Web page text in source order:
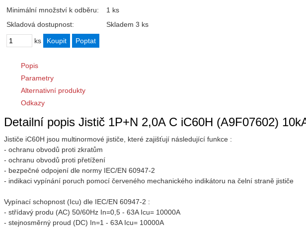
Minimální množství k odběru:
1 ks
Skladová dostupnost:
Skladem 3 ks
ks
Popis
Parametry
Alternativní produkty
Odkazy
Detailní popis Jistič 1P+N 2,0A C iC60H (A9F07602)
Jističe iC60H jsou multinormové jističe, které zajišťují následující funkce :
- ochranu obvodů proti zkratům
- ochranu obvodů proti přetížení
- bezpečné odpojení dle normy IEC/EN 60947-2
- indikaci vypínání poruch pomocí červeného mechanického indikátoru na čelní straně jističe
Vypínací schopnost (Icu) dle IEC/EN 60947-2 :
- střídavý produ (AC) 50/60Hz In=0,5 - 63A Icu= 10000A
- stejnosměrný proud (DC) In=1 - 63A Icu= 10000A